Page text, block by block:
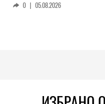
0 | 05.08.2026